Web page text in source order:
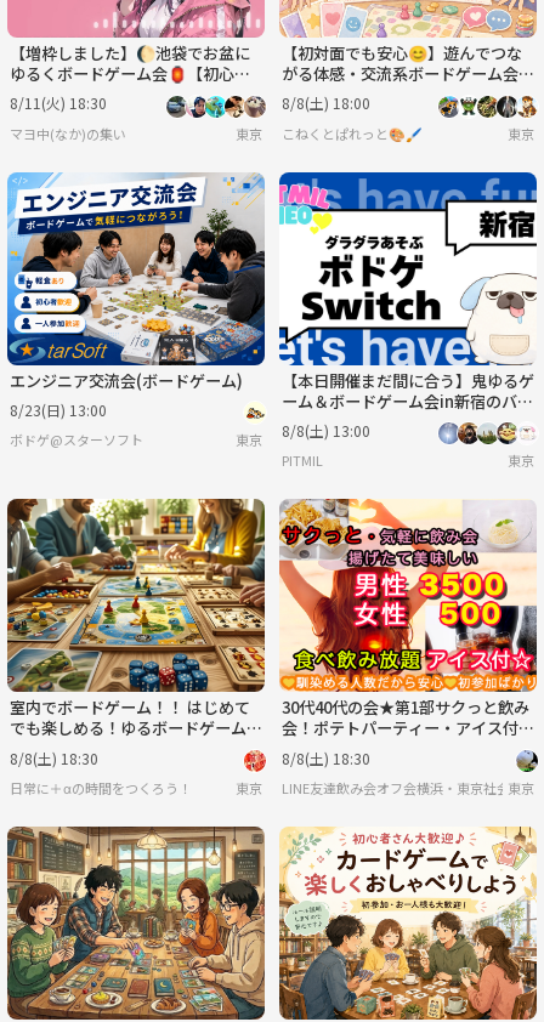
【増枠しました】🌔池袋でお盆に
ゆるくボードゲーム会🏮【初心者
大歓迎🔰】
8/11(火) 18:30
マヨ中(なか)の集い 東京
【初対面でも安心😊】遊んでつな
がる体感・交流系ボードゲーム会
✨
8/8(土) 18:00
こねくとぱれっと🎨🖌️ 東京
エンジニア交流会(ボードゲーム)
8/23(日) 13:00
ボドゲ@スターソフト 東京
【本日開催まだ間に合う】鬼ゆるゲ
ーム＆ボードゲーム会in新宿のバー
⭐友だち作りのゆったり集まり
8/8(土) 13:00
PITMIL 東京
室内でボードゲーム！！ はじめて
でも楽しめる！ゆるボードゲーム会
💰【お菓子・ソフトドリンク付
き】
8/8(土) 18:30
日常に＋αの時間をつくろう！ 東京
30代40代の会★第1部サクっと飲み
会！ポテトパーティー・アイス付！
食べ飲み放題社会人中心
8/8(土) 18:30
LINE友達飲み会オフ会横浜・東京社会人サ
東京